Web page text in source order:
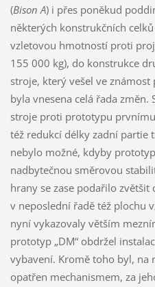
(Bison A) i přes poněkud
některých konstrukčních
vzletovou hmotností proti
155 000 kg), do konstrukce
stroje, který vešel ve
byla vnesena celá řada
stroje proti prototypu
též redukcí délky zadní partie
nebylo možné, kdyby
nadbytečnou směrovou
hrany se zase podařilo
v neposlední řadě též plochu
nyní vykazovaly větším
prototyp „DM“ obdržel
vybavení. Kromě toho byl,
opatřen mechanismem, za